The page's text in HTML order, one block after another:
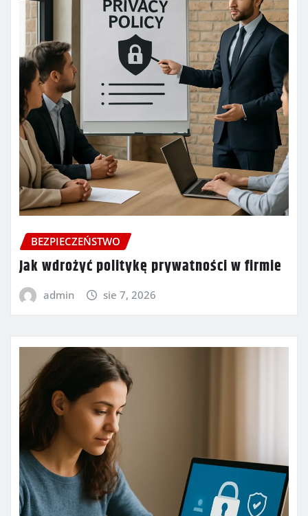
BEZPIECZEŃSTWO
Jak wdrożyć politykę prywatności w firmie
admin sie 7, 2026